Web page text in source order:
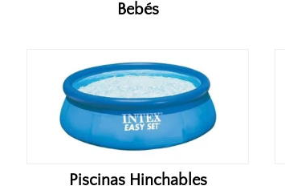
Bebés
Piscinas Hinchables